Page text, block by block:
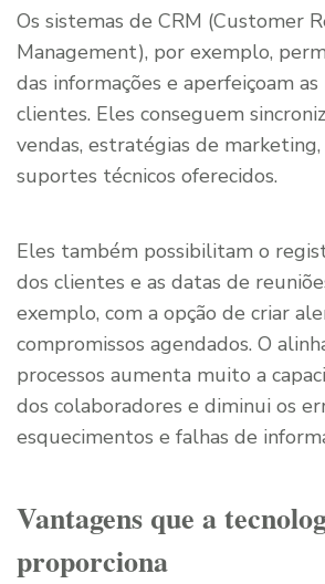
Os sistemas de CRM (Customer
Management), por exemplo,
das informações e aperfeiçoam
clientes. Eles conseguem
vendas, estratégias de
suportes técnicos oferecidos.
Eles também possibilitam o
dos clientes e as datas de
exemplo, com a opção de criar
compromissos agendados. O
processos aumenta muito a
dos colaboradores e diminui os
esquecimentos e falhas de
Vantagens que a
proporciona